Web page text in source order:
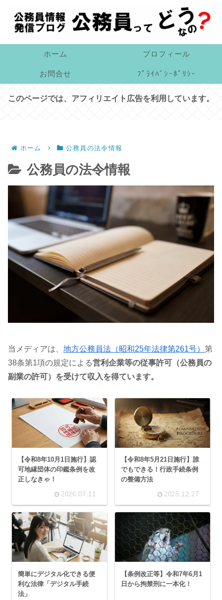
ホーム プロフィール
お問合せ ﾌﾟﾗｲﾊﾞｼｰﾎﾟﾘｼｰ
このページでは、アフィリエイト広告を利用しています。
ホーム 公務員の法令情報
公務員の法令情報
当メディアは、 地方公務員法（昭和25年法律第261号） 第
38条第1項の規定による営利企業等の従事許可（公務員の
副業の許可）を受けて収入を得ています。
【令和8年10月1日施行】認
可地縁団体の印鑑条例を改
正しなきゃ！
2026.07.11
【令和8年5月21日施行】誰
でもできる！行政手続条例
の整備方法
2025.12.27
簡単にデジタル化できる便
利な法律「デジタル手続
法」
【条例改正等】令和7年6月1
日から拘禁刑に一本化！